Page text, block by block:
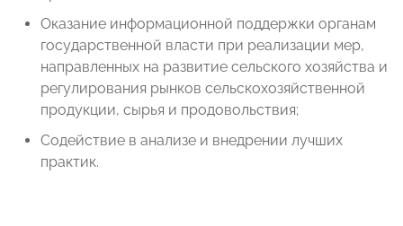
Оказание информационной поддержки органам
государственной власти при реализации мер,
направленных на развитие сельского хозяйства и
регулирования рынков сельскохозяйственной
продукции, сырья и продовольствия;
Содействие в анализе и внедрении лучших
практик.